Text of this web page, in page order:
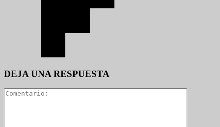
DEJA UNA RESPUESTA